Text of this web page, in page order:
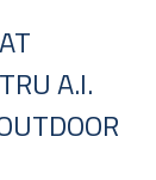
A.I.